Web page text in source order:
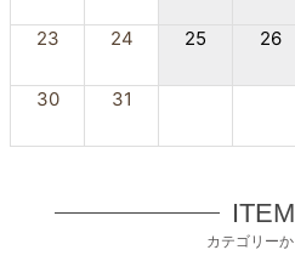
23 24 25 26
30 31
カテゴリー